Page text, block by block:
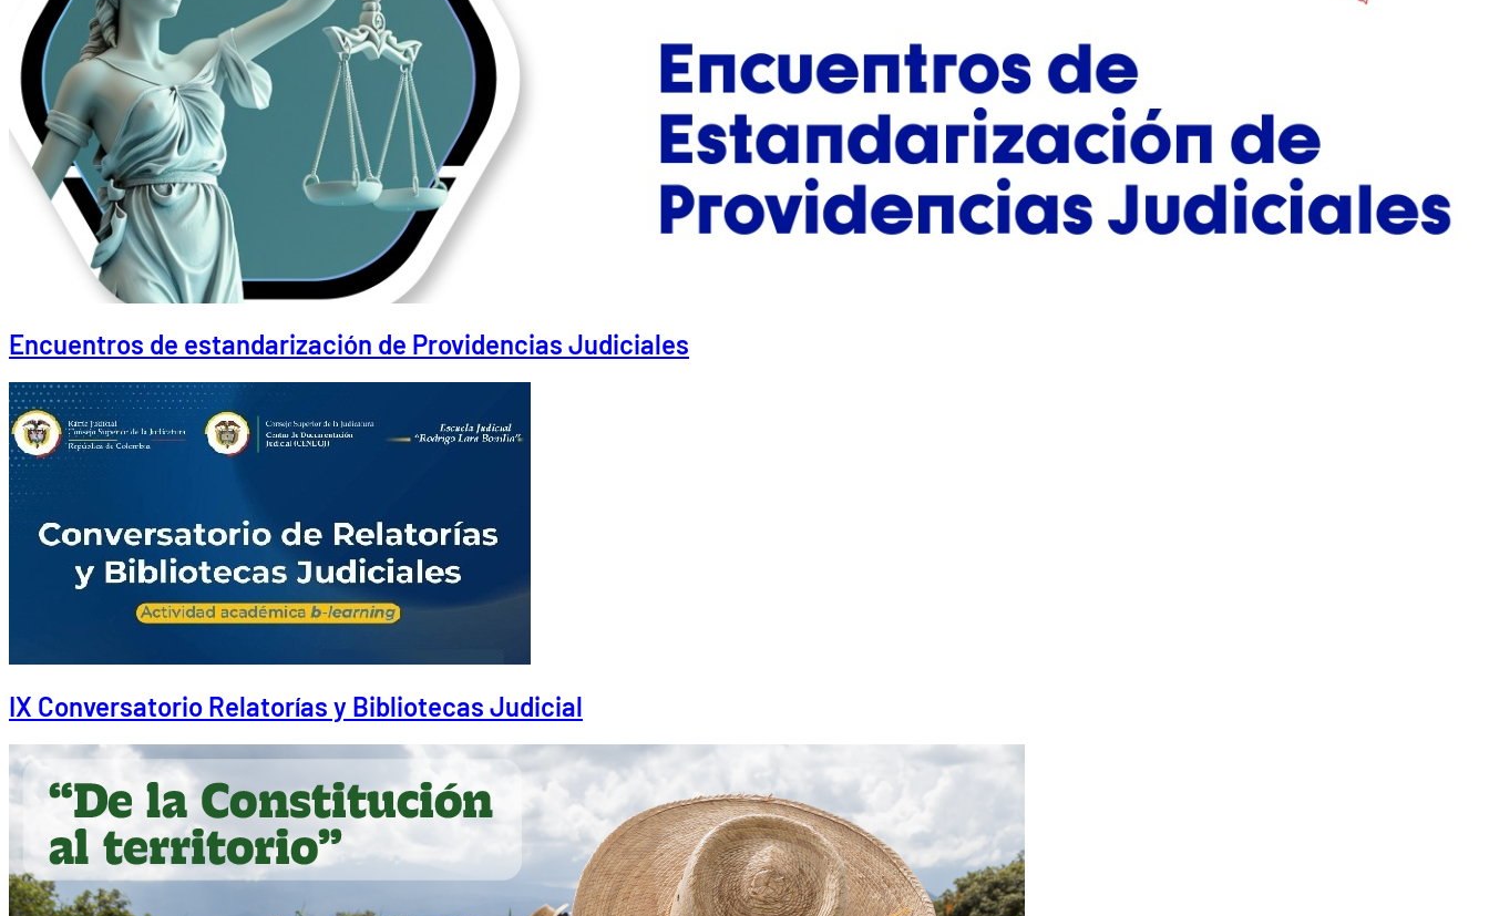
Encuentros de estandarización de Providencias Judiciales
IX Conversatorio Relatorías y Bibliotecas Judicial